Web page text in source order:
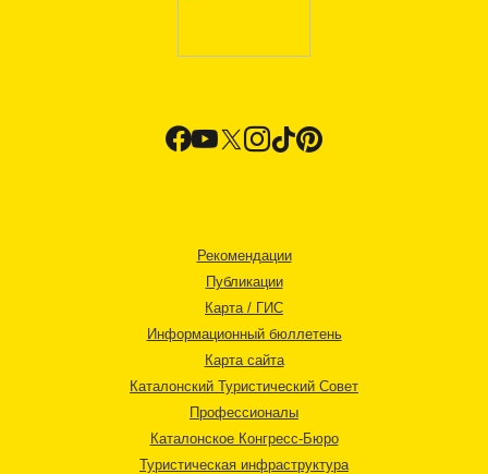
Рекомендации
Публикации
Карта / ГИС
Информационный бюллетень
Карта сайта
Каталонский Туристический Совет
Профессионалы
Каталонское Конгресс-Бюро
Туристическая инфраструктура